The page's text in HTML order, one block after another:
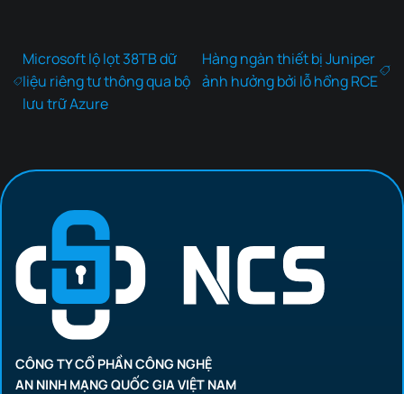
Microsoft lộ lọt 38TB dữ
liệu riêng tư thông qua bộ
lưu trữ Azure
Hàng ngàn thiết bị Juniper
ảnh hưởng bởi lỗ hổng RCE
CÔNG TY CỔ PHẦN CÔNG NGHỆ
AN NINH MẠNG QUỐC GIA VIỆT NAM